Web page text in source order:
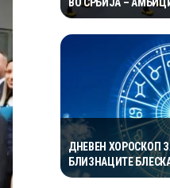
ЗА ЈУНИ 2027
ДНЕВЕН ХОРОСКОП
БЛИЗНАЦИТЕ
РАКОВИТЕ ВО